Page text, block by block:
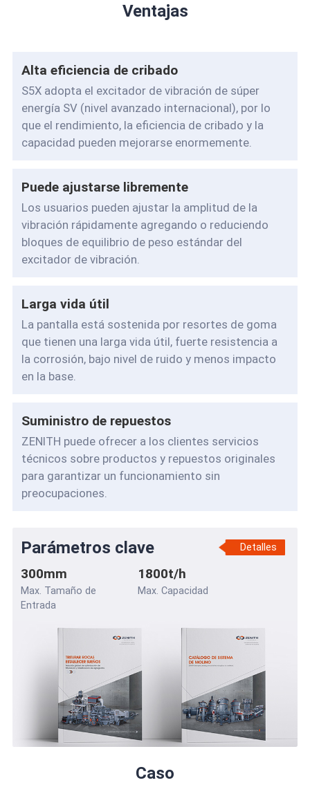
Ventajas
Alta eficiencia de cribado
S5X adopta el excitador de vibración de súper
energía SV (nivel avanzado internacional), por lo
que el rendimiento, la eficiencia de cribado y la
capacidad pueden mejorarse enormemente.
Puede ajustarse libremente
Los usuarios pueden ajustar la amplitud de la
vibración rápidamente agregando o reduciendo
bloques de equilibrio de peso estándar del
excitador de vibración.
Larga vida útil
La pantalla está sostenida por resortes de goma
que tienen una larga vida útil, fuerte resistencia a
la corrosión, bajo nivel de ruido y menos impacto
en la base.
Suministro de repuestos
ZENITH puede ofrecer a los clientes servicios
técnicos sobre productos y repuestos originales
para garantizar un funcionamiento sin
preocupaciones.
Parámetros clave Detalles
300mm
Max. Tamaño de
Entrada
1800t/h
Max. Capacidad
Caso